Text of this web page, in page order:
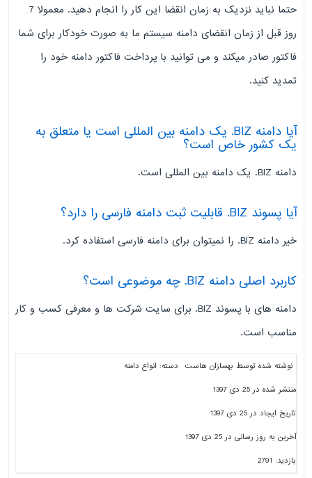
حتما نباید نزدیک به زمان انقضا این کار را انجام دهید. معمولا 7
روز قبل از زمان انقضای دامنه سیستم ما به صورت خودکار برای شما
فاکتور صادر میکند و می توانید با پرداخت فاکتور دامنه خود را
تمدید کنید.
آیا دامنه BIZ. یک دامنه بین المللی است یا متعلق به
یک کشور خاص است؟
دامنه BIZ. یک دامنه بین المللی است.
آیا پسوند BIZ. قابلیت ثبت دامنه فارسی را دارد؟
خیر دامنه BIZ. را نمیتوان برای دامنه فارسی استفاده کرد.
کاربرد اصلی دامنه BIZ. چه موضوعی است؟
دامنه های با پسوند BIZ. برای سایت شرکت ها و معرفی کسب و کار
مناسب است.
نوشته شده توسط بهسازان هاست دسته: انواع دامنه
منتشر شده در 25 دی 1397
تاریخ ایجاد در 25 دی 1397
آخرین به روز رسانی در 25 دی 1397
بازدید: 2791